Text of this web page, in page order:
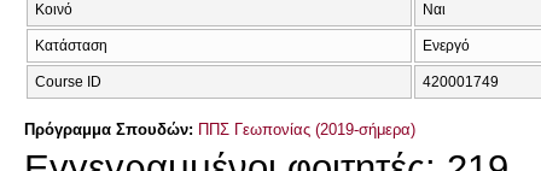
Κοινό Ναι
Κατάσταση Ενεργό
Course ID 420001749
Πρόγραμμα Σπουδών: ΠΠΣ Γεωπονίας (2019-σήμερα)